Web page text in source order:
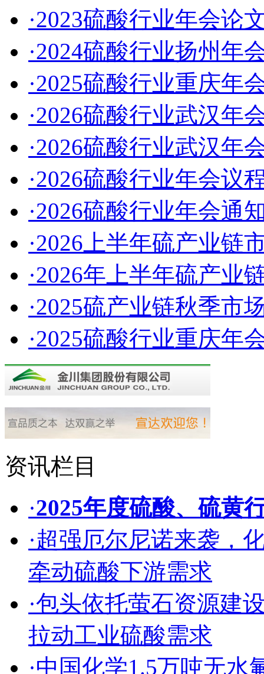
·2023硫酸行业年会论
·2024硫酸行业扬州年
·2025硫酸行业重庆年
·2026硫酸行业武汉年
·2026硫酸行业武汉年
·2026硫酸行业年会议
·2026硫酸行业年会通
·2026上半年硫产业链
·2026年上半年硫产业
·2025硫产业链秋季市
·2025硫酸行业重庆年
资讯栏目
·2025年度硫酸、硫黄
·超强厄尔尼诺来袭，
牵动硫酸下游需求
·包头依托萤石资源建
拉动工业硫酸需求
·中国化学1.5万吨无